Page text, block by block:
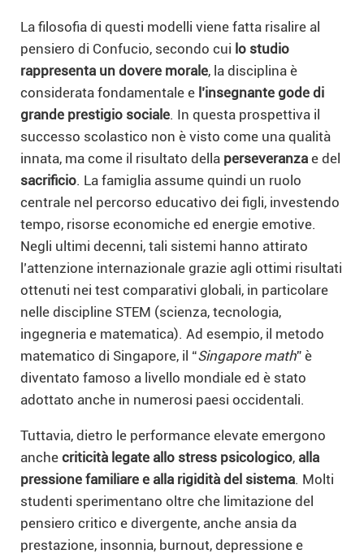
La filosofia di questi modelli viene fatta risalire al
pensiero di Confucio, secondo cui lo studio
rappresenta un dovere morale, la disciplina è
considerata fondamentale e l’insegnante gode di
grande prestigio sociale. In questa prospettiva il
successo scolastico non è visto come una qualità
innata, ma come il risultato della perseveranza e del
sacrificio. La famiglia assume quindi un ruolo
centrale nel percorso educativo dei figli, investendo
tempo, risorse economiche ed energie emotive.
Negli ultimi decenni, tali sistemi hanno attirato
l’attenzione internazionale grazie agli ottimi risultati
ottenuti nei test comparativi globali, in particolare
nelle discipline STEM (scienza, tecnologia,
ingegneria e matematica). Ad esempio, il metodo
matematico di Singapore, il “Singapore math” è
diventato famoso a livello mondiale ed è stato
adottato anche in numerosi paesi occidentali.
Tuttavia, dietro le performance elevate emergono
anche criticità legate allo stress psicologico, alla
pressione familiare e alla rigidità del sistema. Molti
studenti sperimentano oltre che limitazione del
pensiero critico e divergente, anche ansia da
prestazione, insonnia, burnout, depressione e